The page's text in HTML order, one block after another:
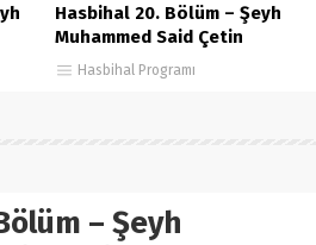
Hasbihal 20. Bölüm – Şeyh
Muhammed Said Çetin
Hasbihal Programı
– Şeyh